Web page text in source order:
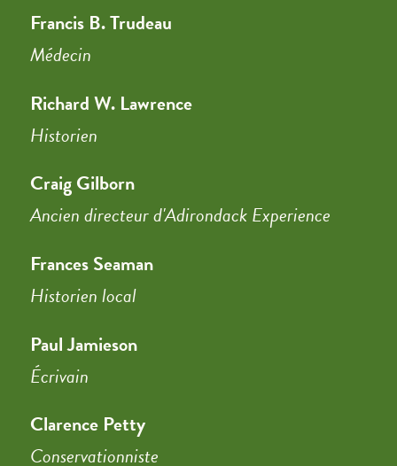
Francis B. Trudeau
Médecin
Richard W. Lawrence
Historien
Craig Gilborn
Ancien directeur d'Adirondack Experience
Frances Seaman
Historien local
Paul Jamieson
Écrivain
Clarence Petty
Conservationniste